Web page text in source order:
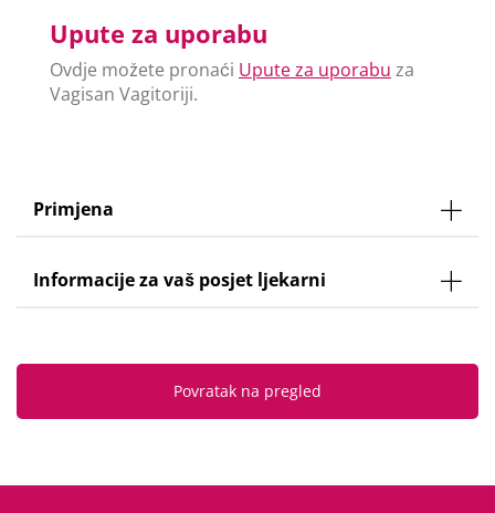
Upute za uporabu
Ovdje možete pronaći Upute za uporabu za
Vagisan Vagitoriji.
Primjena
Informacije za vaš posjet ljekarni
Povratak na pregled